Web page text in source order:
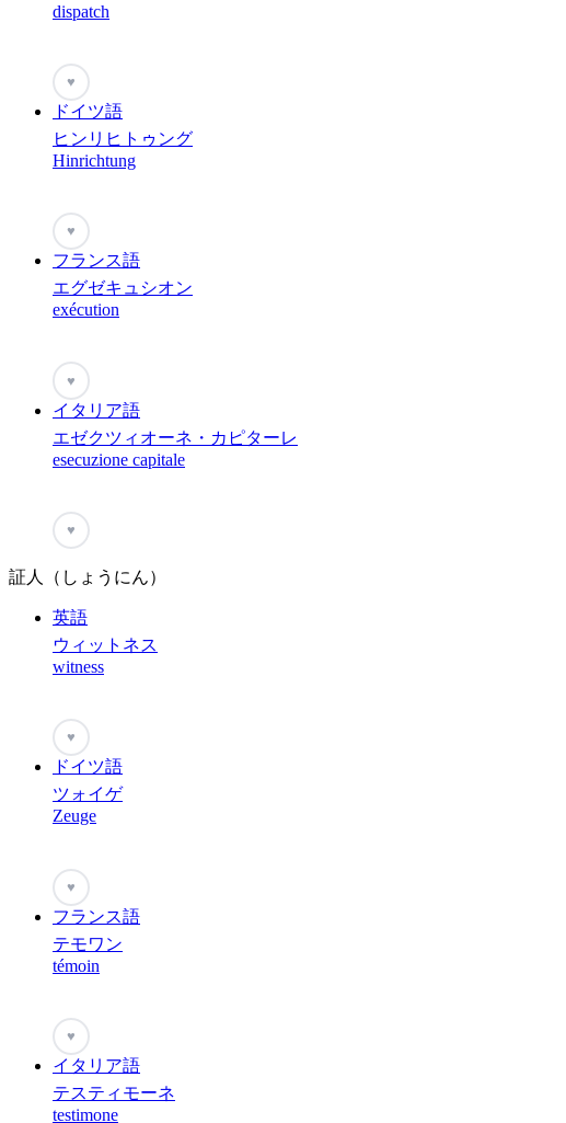
dispatch
♥
ドイツ語
ヒンリヒトゥング
Hinrichtung
♥
フランス語
エグゼキュシオン
exécution
♥
イタリア語
エゼクツィオーネ・カピターレ
esecuzione capitale
♥
証人（しょうにん）
英語
ウィットネス
witness
♥
ドイツ語
ツォイゲ
Zeuge
♥
フランス語
テモワン
témoin
♥
イタリア語
テスティモーネ
testimone